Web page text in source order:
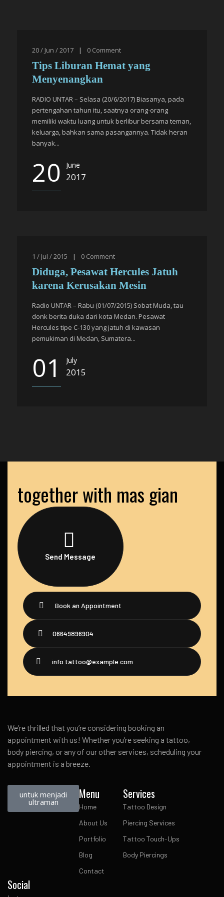
20 / Jun / 2017 | 0 Comment
Tips Liburan Hemat yang
Menyenangkan
RADIO UNTAR – Selasa (20/6/2017) Biasanya, pada
pertengahan tahun itu, saatnya orang-orang
memiliki waktu luang untuk berlibur bersama teman,
keluarga, bahkan sama pasangannya. Tidak heran
banyak...
20 June
2017
1 / Jul / 2015 | 0 Comment
Diduga, Pesawat Hercules Jatuh
karena Kerusakan Mesin
Radio UNTAR – Rabu (01/07/2015) Sobat Muda, tau
donk berita duka dari kota Medan. Pesawat
Hercules tipe C-130 yang jatuh di kawasan
pemukiman di Medan, Sumatera...
01 July
2015
together with mas gian
Send Message
Book an Appointment
06649896904
info.tattoo@example.com
We’re thrilled that you’re considering booking an
appointment with us! Whether you’re seeking a tattoo,
body piercing, or any of our other services, scheduling your
appointment is a breeze.
untuk menjadi
ultraman
Menu
Home
About Us
Portfolio
Blog
Contact
Services
Tattoo Design
Piercing Services
Tattoo Touch-Ups
Body Piercings
Social